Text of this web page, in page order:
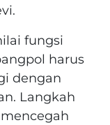
fungsi
harus
dengan
Langkah